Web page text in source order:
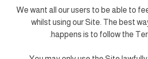
We want all our users to be able to
whilst using our Site. The best
happens is to follow the